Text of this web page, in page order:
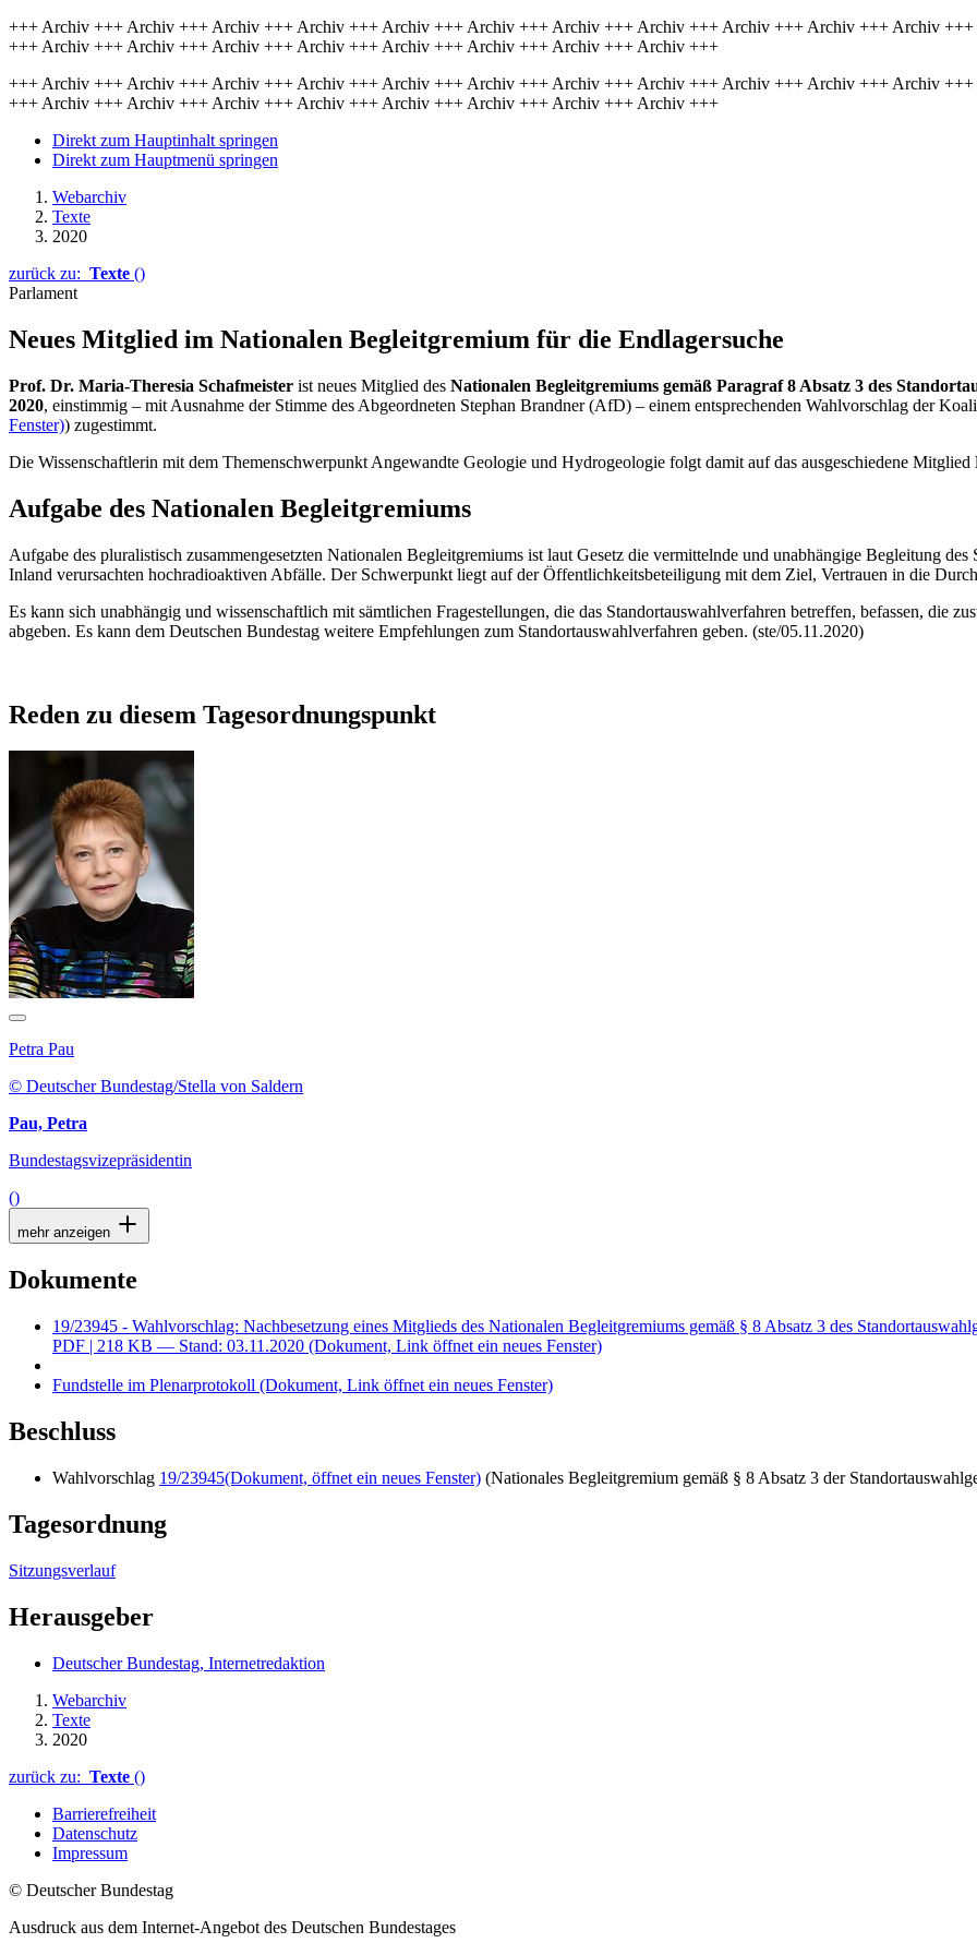
+++ Archiv +++ Archiv +++ Archiv +++ Archiv +++ Archiv +++ Archiv +++ Archiv +++ Archiv +++ Archiv +++ Archiv +++ Archiv
+++ Archiv +++ Archiv +++ Archiv +++ Archiv +++ Archiv +++ Archiv +++ Archiv +++ Archiv +++
+++ Archiv +++ Archiv +++ Archiv +++ Archiv +++ Archiv +++ Archiv +++ Archiv +++ Archiv +++ Archiv +++ Archiv +++ Archiv
+++ Archiv +++ Archiv +++ Archiv +++ Archiv +++ Archiv +++ Archiv +++ Archiv +++ Archiv +++
Direkt zum Hauptinhalt springen
Direkt zum Hauptmenü springen
Webarchiv
Texte
2020
zurück zu: Texte ()
Parlament
Neues Mitglied im Na­tio­nalen Begleit­gre­mi­um für die Endlagersuche
Prof. Dr. Maria-Theresia Schafmeister ist neues Mitglied des Nationalen Begleitgremiums gemäß Paragraf 8 Absatz 3 des
2020, einstimmig – mit Ausnahme der Stimme des Abgeordneten Stephan Brandner (AfD) – einem entsprechenden Wahlvorschlag der
Fenster)) zugestimmt.
Die Wissenschaftlerin mit dem Themenschwerpunkt Angewandte Geologie und Hydrogeologie folgt damit auf das ausgeschiedene Mitglied
Aufgabe des Nationalen Begleitgremiums
Aufgabe des pluralistisch zusammengesetzten Nationalen Begleitgremiums ist laut Gesetz die vermittelnde und unabhängige Begleitung
Inland verursachten hochradioaktiven Abfälle. Der Schwerpunkt liegt auf der Öffentlichkeitsbeteiligung mit dem Ziel, Vertrauen in die
Es kann sich unabhängig und wissenschaftlich mit sämtlichen Fragestellungen, die das Standortauswahlverfahren betreffen, befassen, die
abgeben. Es kann dem Deutschen Bundestag weitere Empfehlungen zum Standortauswahlverfahren geben. (ste/05.11.2020)
Reden zu diesem Tagesordnungspunkt
Petra Pau
© Deutscher Bundestag/Stella von Saldern
Pau, Petra
Bundestagsvizepräsidentin
()
mehr anzeigen
Dokumente
19/23945 - Wahlvorschlag: Nachbesetzung eines Mitglieds des Nationalen Begleitgremiums gemäß § 8 Absatz 3 des
PDF | 218 KB — Stand: 03.11.2020 (Dokument, Link öffnet ein neues Fenster)
Fundstelle im Plenarprotokoll (Dokument, Link öffnet ein neues Fenster)
Beschluss
Wahlvorschlag 19/23945(Dokument, öffnet ein neues Fenster) (Nationales Begleitgremium gemäß § 8 Absatz 3 der
Tagesordnung
Sitzungsverlauf
Herausgeber
Deutscher Bundestag, Internetredaktion
Webarchiv
Texte
2020
zurück zu: Texte ()
Barrierefreiheit
Datenschutz
Impressum
© Deutscher Bundestag
Ausdruck aus dem Internet-Angebot des Deutschen Bundestages